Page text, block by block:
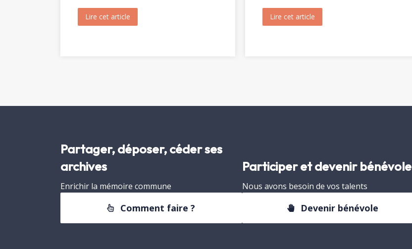
Lire cet article about Messe et Vêpres de sainte Christine (1820)Lire cet article
Partager, déposer, céder ses
archives
Enrichir la mémoire commune
Comment faire ?
Participer et devenir bénévole
Nous avons besoin de vos talents
Devenir bénévole